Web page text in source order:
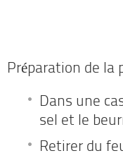
Préparation de la
Dans une
sel et le
Retirer du